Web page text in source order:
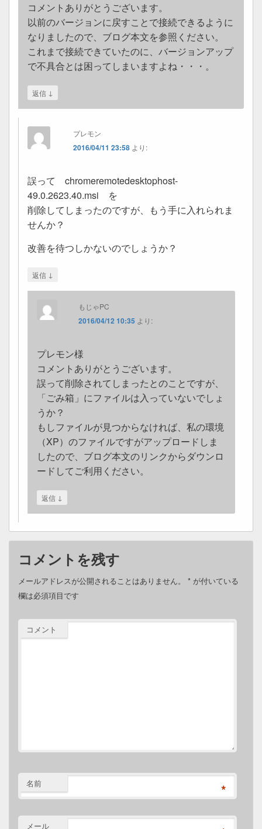
コメントありがとうございます。
以前のバージョンに戻すことで接続できるように
なりましたので、ブログ本文を参照ください。
これまで接続できていたのに、バージョンアップ
で不具合とは困ってしまいますよね・・・。
返信 ↓
プレモン
2016/04/11 23:58 より:
誤って chromeremotedesktophost-
49.0.2623.40.msi を
削除してしまったのですが、もう手に入れられま
せんか？
改善を待つしかないのでしょうか？
返信 ↓
もじゃPC
2016/04/12 10:35 より:
プレモン様
コメントありがとうございます。
誤って削除されてしまったとのことですが、
「ごみ箱」にファイルは入っていないでしょ
うか？
もしファイルが見つからなければ、私の環境
（XP）のファイルですがアップロードしま
したので、ブログ本文のリンクからダウンロ
ードしてご利用ください。
返信 ↓
コメントを残す
メールアドレスが公開されることはありません。 * が付いている
欄は必須項目です
コメント
名前 *
メール